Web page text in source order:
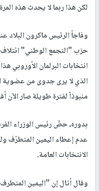
لكن هذا ربما لا يحدث هذه
وفاجأ الرئيس ماكرون البلاد
حزب "التجمع الوطني" ائتلاف
انتخابات البرلمان الأوروبي
الذي لا يرى جدوى من عضوية
منبوذاً لفترة طويلة صار
بدوره، حضّ رئيس الوزراء
عدم إعطاء اليمين المتطرّف
الانتخابات العامة.
وقال أتال إن "اليمين